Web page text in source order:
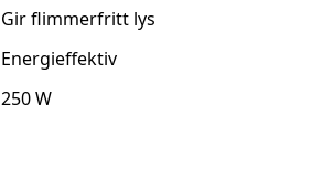
Gir flimmerfritt lys
Energieffektiv
250 W